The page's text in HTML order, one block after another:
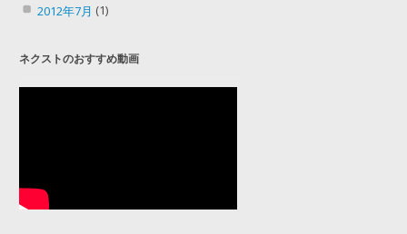
2012年7月 (1)
ネクストのおすすめ動画